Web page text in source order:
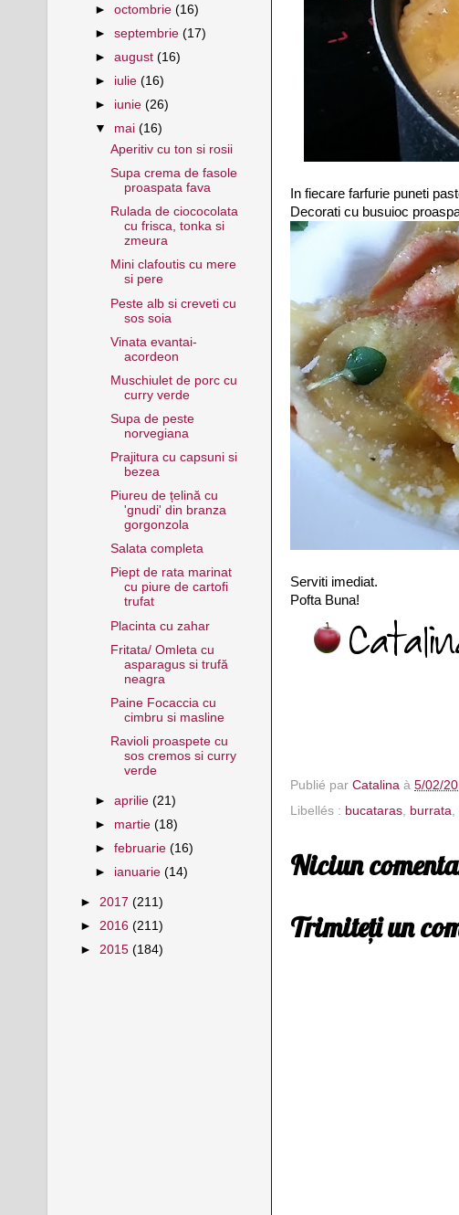
In fiecare farfurie puneti
Decorati cu busuioc
Serviti imediat.
Pofta Buna!
Publié par Catalina à 5/02/
Libellés : bucataras, burrata,
Niciun
Trimiteți un
►octombrie(16)
►septembrie(17)
►august(16)
► iulie(16)
► iunie(26)
▼ mai(16)
Aperitiv cu ton si rosii
Supa crema de fasole
proaspata fava
Rulada de ciococolata
cu frisca, tonka si
zmeura
Mini clafoutis cu mere
si pere
Peste alb si creveti cu
sos soia
Vinata evantai-
acordeon
Muschiulet de porc cu
curry verde
Supa de peste
norvegiana
Prajitura cu capsuni si
bezea
Piureu de țelină cu
'gnudi' din branza
gorgonzola
Salata completa
Piept de rata marinat
cu piure de cartofi
trufat
Placinta cu zahar
Fritata/ Omleta cu
asparagus si trufă
neagra
Paine Focaccia cu
cimbru si masline
Ravioli proaspete cu
sos cremos si curry
verde
►aprilie(21)
► martie(18)
►februarie(16)
► ianuarie(14)
► 2017 (211)
► 2016 (211)
► 2015 (184)